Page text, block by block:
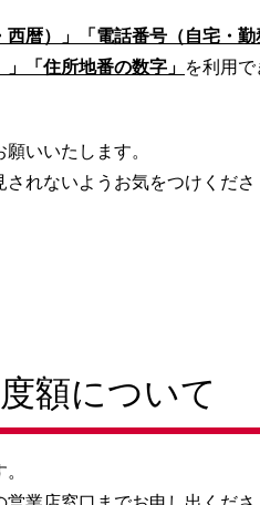
西暦）」「電話番号（自宅・勤
「住所地番の数字」 を利用で
いいたします。
れないようお気をつけくださ
額について